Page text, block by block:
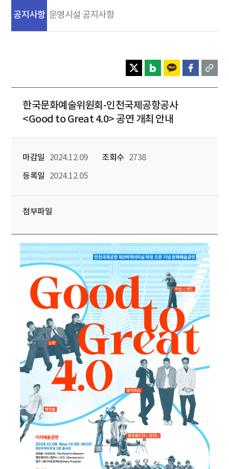
공지사항 운영시설 공지사항
한국문화예술위원회-인천국제공항공사
<Good to Great 4.0> 공연 개최 안내
마감일 2024.12.09 조회수
2738
등록일
2024.12.05
첨부파일